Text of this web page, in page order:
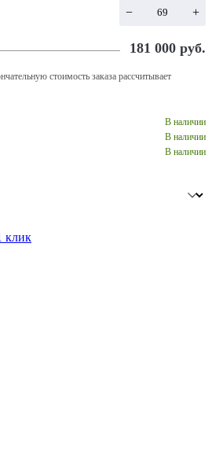
− +
181 000 руб.
стоимость заказа рассчитывает
В наличии
В наличии
В наличии
клик